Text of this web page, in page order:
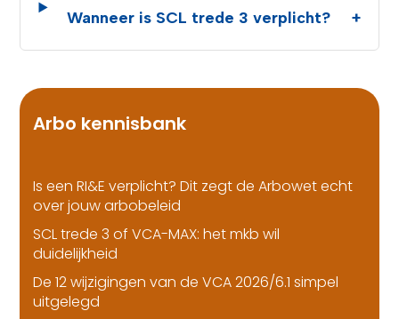
Wanneer is SCL trede 3 verplicht? +
Arbo kennisbank
Is een RI&E verplicht? Dit zegt de Arbowet echt
over jouw arbobeleid
SCL trede 3 of VCA-MAX: het mkb wil
duidelijkheid
De 12 wijzigingen van de VCA 2026/6.1 simpel
uitgelegd